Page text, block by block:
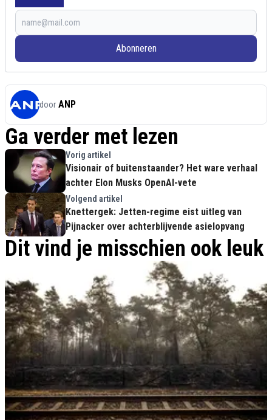
Abonneren
door ANP
Ga verder met lezen
Vorig artikel
Visionair of buitenstaander? Het ware verhaal
achter Elon Musks OpenAI-vete
Volgend artikel
Knettergek: Jetten-regime eist uitleg van
Pijnacker over achterblijvende asielopvang
Dit vind je misschien ook leuk